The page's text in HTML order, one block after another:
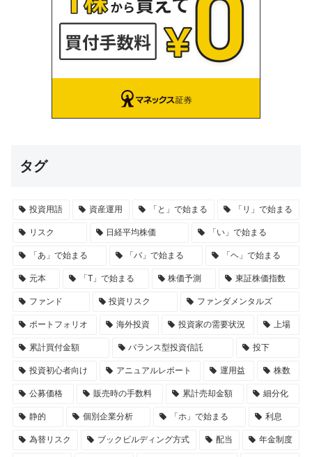
タグ
投資用語 資産運用 「と」で始まる 「リ」で始まる
リスク 日経平均株価 「い」で始まる
「あ」で始まる 「バ」で始まる 「ヘ」で始まる
元本 「T」で始まる 株価予測 東証株価指数
ファンド 投資リスク ファンダメンタルズ
ポートフォリオ 海外投資 投資家の需要状況 上場
累計買付金額 バランス型投資信託 投下
投資初心者向け アニュアルレポート 運用益 株数
公募価格 販売時の手数料 累計売却金額 細分化
静的 個別企業分析 「ホ」で始まる 利息
為替リスク ブックビルディング方式 配当 年金制度